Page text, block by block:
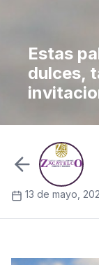
Estas
dulces,
13 de mayo,